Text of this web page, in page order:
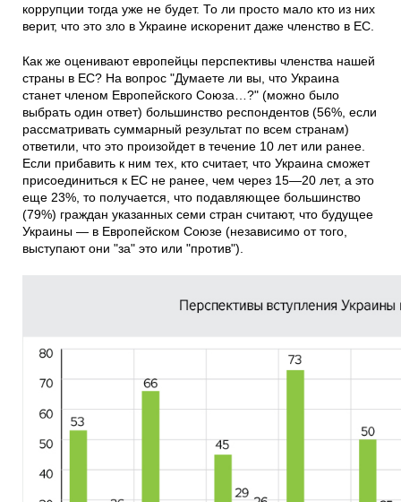
коррупции тогда уже не будет. То ли просто мало кто из них
верит, что это зло в Украине искоренит даже членство в ЕС.
Как же оценивают европейцы перспективы членства нашей
страны в ЕС? На вопрос "Думаете ли вы, что Украина
станет членом Европейского Союза…?" (можно было
выбрать один ответ) большинство респондентов (56%, если
рассматривать суммарный результат по всем странам)
ответили, что это произойдет в течение 10 лет или ранее.
Если прибавить к ним тех, кто считает, что Украина сможет
присоединиться к ЕС не ранее, чем через 15—20 лет, а это
еще 23%, то получается, что подавляющее большинство
(79%) граждан указанных семи стран считают, что будущее
Украины — в Европейском Союзе (независимо от того,
выступают они "за" это или "против").